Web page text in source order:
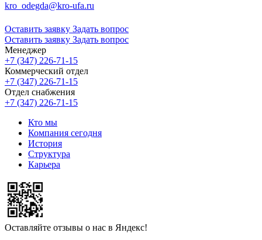
kro_odegda@kro-ufa.ru
Оставить заявку Задать вопрос
Оставить заявку Задать вопрос
Менеджер
+7 (347) 226-71-15
Коммерческий отдел
+7 (347) 226-71-15
Отдел снабжения
+7 (347) 226-71-15
Кто мы
Компания сегодня
История
Структура
Карьера
Оставляйте отзывы о нас в Яндекс!